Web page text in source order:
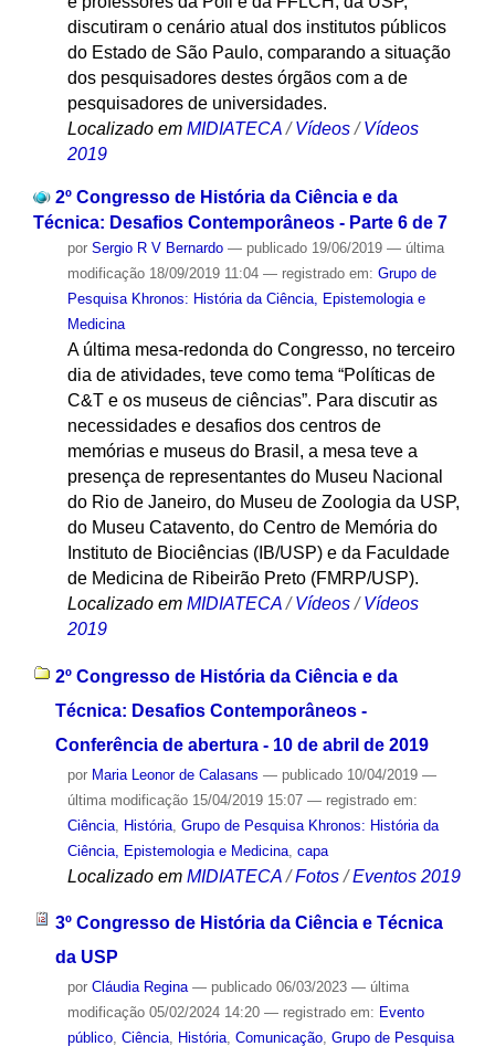
discutiram o cenário atual dos institutos públicos
do Estado de São Paulo, comparando a situação
dos pesquisadores destes órgãos com a de
pesquisadores de universidades.
Localizado em MIDIATECA /Vídeos /Vídeos
2019
2º Congresso de História da Ciência e da
Técnica: Desafios Contemporâneos - Parte 6 de 7
por Sergio R V Bernardo — publicado19/06/2019 — última
modificação18/09/2019 11:04 — registrado em: Grupo de
Pesquisa Khronos: História da Ciência, Epistemologia e
Medicina
A última mesa-redonda do Congresso, no terceiro
dia de atividades, teve como tema “Políticas de
C&T e os museus de ciências”. Para discutir as
necessidades e desafios dos centros de
memórias e museus do Brasil, a mesa teve a
presença de representantes do Museu Nacional
do Rio de Janeiro, do Museu de Zoologia da USP,
do Museu Catavento, do Centro de Memória do
Instituto de Biociências (IB/USP) e da Faculdade
de Medicina de Ribeirão Preto (FMRP/USP).
Localizado em MIDIATECA /Vídeos /Vídeos
2019
2º Congresso de História da Ciência e da
Técnica: Desafios Contemporâneos -
Conferência de abertura - 10 de abril de 2019
por Maria Leonor de Calasans — publicado10/04/2019 —
última modificação15/04/2019 15:07 — registrado em:
Ciência, História, Grupo de Pesquisa Khronos: História da
Ciência, Epistemologia e Medicina, capa
Localizado em MIDIATECA /Fotos /Eventos 2019
3º Congresso de História da Ciência e Técnica
da USP
por Cláudia Regina — publicado06/03/2023 — última
modificação05/02/2024 14:20 — registrado em: Evento
público, Ciência, História, Comunicação, Grupo de Pesquisa